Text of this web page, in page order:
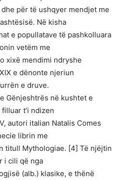
për të ushqyer mendjet me
Në kisha
e popullatave të pashkolluara
vetëm me
xixë mendimi ndryshe
e dënonte njeriun
e druve.
Gënjeshtrës në kushtet e
t’i ndizen
autori italian Natalis Comes
librin me
titull Mythologiae. [4] Të njëjtin
i cili që nga
(alb.) klasike, e thënë